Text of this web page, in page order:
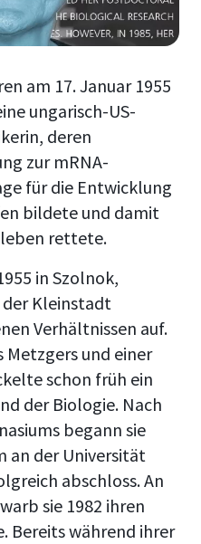
am 17. Januar 1955
ungarisch-US-
deren
zur mRNA-
für die Entwicklung
bildete und damit
rettete.
in Szolnok,
der Kleinstadt
Verhältnissen auf.
Metzgers und einer
schon früh ein
der Biologie. Nach
begann sie
an der Universität
abschloss. An
sie 1982 ihren
Bereits während ihrer